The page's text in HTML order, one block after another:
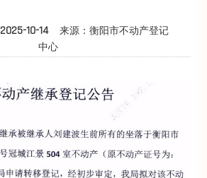
2025-10-14来源：衡阳市不动产登记
中心